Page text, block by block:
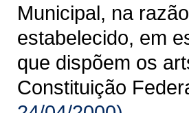
Municipal, na
estabelecido, em
que dispõem os
Constituição